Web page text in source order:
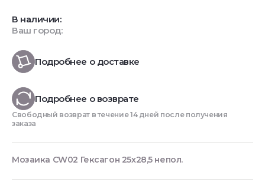
В наличии:
Ваш город:
Подробнее о доставке
Подробнее о возврате
Свободный возврат в течение 14 дней после получения
заказа
Мозаика CW02 Гексагон 25x28,5 непол.